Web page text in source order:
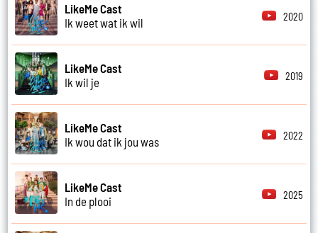
LikeMe Cast
Ik weet wat ik wil
2020
LikeMe Cast
Ik wil je
2019
LikeMe Cast
Ik wou dat ik jou was
2022
LikeMe Cast
In de plooi
2025